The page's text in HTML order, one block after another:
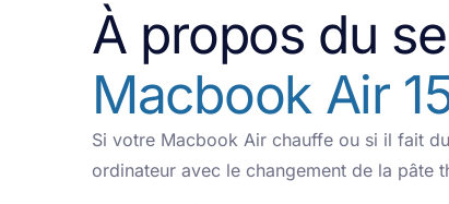
À propos du
Macbook Air
Si votre Macbook Air chauffe ou si il fait
ordinateur avec le changement de la pâte